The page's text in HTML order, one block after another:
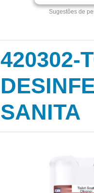
Sugestões de
420302-
SANITA